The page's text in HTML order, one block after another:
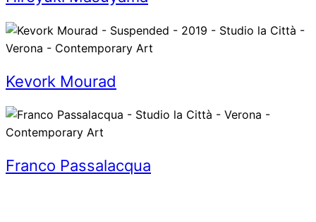
Kevork Mourad
Franco Passalacqua